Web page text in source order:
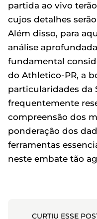
partida ao vivo
cujos detalhes
Além disso, para
análise
fundamental
do Athletico-PR, a
particularidades da
frequentemente
compreensão dos
ponderação dos
ferramentas
neste embate tão
CURTIU ESSE